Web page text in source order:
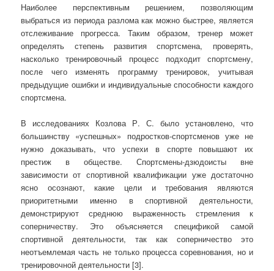
Наиболее перспективным решением, позволяющим
выбраться из периода разлома как можно быстрее, является
отслеживание прогресса. Таким образом, тренер может
определять степень развития спортсмена, проверять,
насколько тренировочный процесс подходит спортсмену,
после чего изменять программу тренировок, учитывая
предыдущие ошибки и индивидуальные способности каждого
спортсмена.
В исследованиях Козлова Р. С. было установлено, что
большинству «успешных» подростков-спортсменов уже не
нужно доказывать, что успехи в спорте повышают их
престиж в обществе. Спортсмены-дзюдоисты вне
зависимости от спортивной квалификации уже достаточно
ясно осознают, какие цели и требования являются
приоритетными именно в спортивной деятельности,
демонстрируют среднюю выраженность стремления к
соперничеству. Это объясняется спецификой самой
спортивной деятельности, так как соперничество это
неотъемлемая часть не только процесса соревнования, но и
тренировочной деятельности [3].